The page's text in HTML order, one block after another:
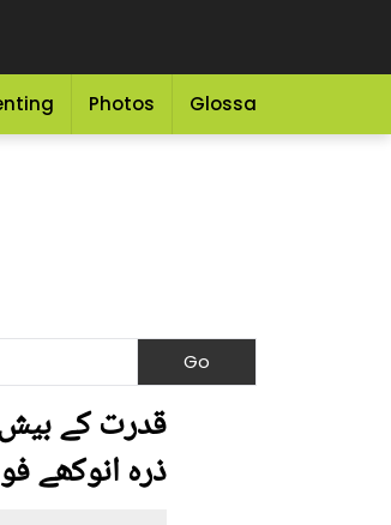
Photos Glossary
قدرت کے
ذرہ انوکھے